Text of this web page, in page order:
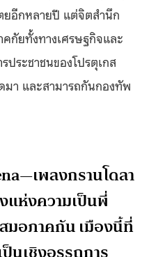
ยอีกหลายปี แต่จิตสำนึก
กัยทั้งทางเศรษฐกิจและ
ประชาชนของโปรตุเกส
า และสามารถกันกองทัพ
เพลงกรานโดลา
แห่งความเป็นพี่
มอภาคกัน เมืองนี้ที่